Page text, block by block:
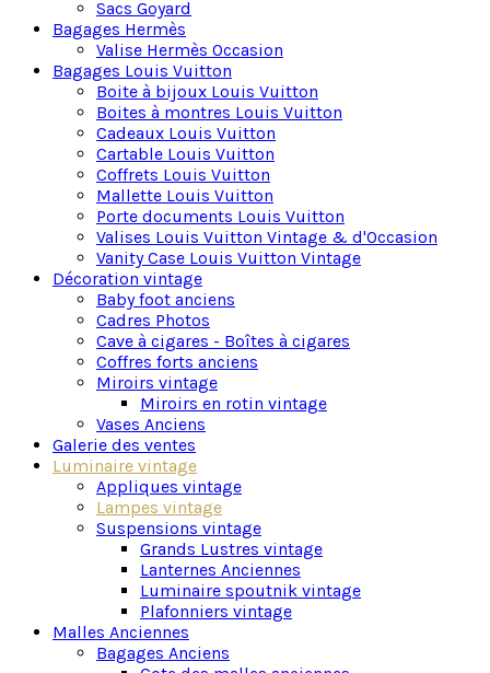
Sacs Goyard
Bagages Hermès
Valise Hermès Occasion
Bagages Louis Vuitton
Boite à bijoux Louis Vuitton
Boites à montres Louis Vuitton
Cadeaux Louis Vuitton
Cartable Louis Vuitton
Coffrets Louis Vuitton
Mallette Louis Vuitton
Porte documents Louis Vuitton
Valises Louis Vuitton Vintage & d'Occasion
Vanity Case Louis Vuitton Vintage
Décoration vintage
Baby foot anciens
Cadres Photos
Cave à cigares - Boîtes à cigares
Coffres forts anciens
Miroirs vintage
Miroirs en rotin vintage
Vases Anciens
Galerie des ventes
Luminaire vintage
Appliques vintage
Lampes vintage
Suspensions vintage
Grands Lustres vintage
Lanternes Anciennes
Luminaire spoutnik vintage
Plafonniers vintage
Malles Anciennes
Bagages Anciens